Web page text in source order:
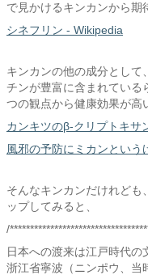
で見かけるキンカンから期
シネフリン - Wikipedia
キンカンの他の成分として
チンが豊富に含まれている
つの観点から健康効果が高
カンキツのβ-クリプトキサ
風邪の予防にミカンという
そんなキンカンだけれども
ップしてみると、
/
日本への渡来は江戸時代
浙江省寧波（ニンポウ、当